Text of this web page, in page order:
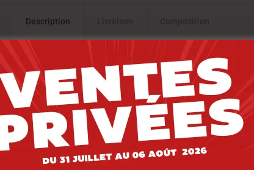
Description